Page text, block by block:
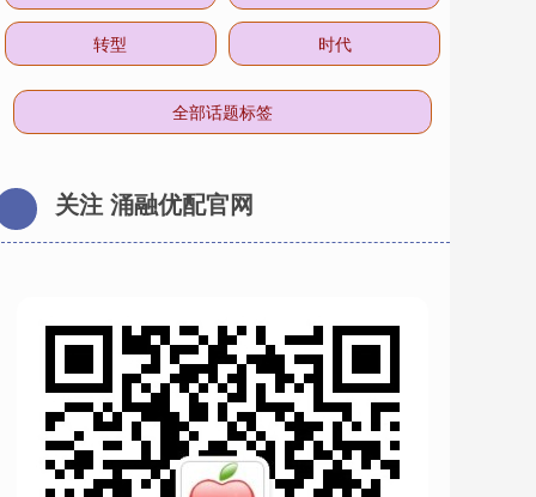
转型 时代
全部话题标签
关注 涌融优配官网